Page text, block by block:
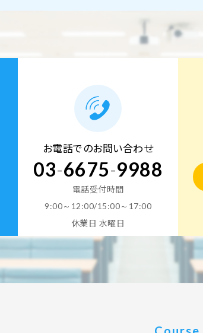
お電話でのお問い合わせ
03-6675-9988
電話受付時間
9:00～12:00/15:00～17:00
休業日 水曜日